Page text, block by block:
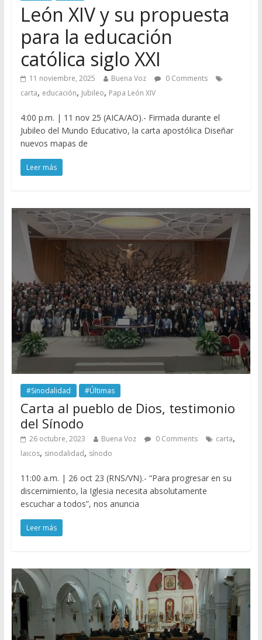
León XIV y su propuesta
para la educación
católica siglo XXI
11 noviembre, 2025 Buena Voz
0 Comments
carta, educación, Jubileo, Papa León XIV
4:00 p.m. | 11 nov 25 (AICA/AO).- Firmada durante el
Jubileo del Mundo Educativo, la carta apostólica Diseñar
nuevos mapas de
Leer más
#Sinodalidad #Últimas
Carta al pueblo de Dios, testimonio
del Sínodo
26 octubre, 2023 Buena Voz 0 Comments carta,
laicos, sinodalidad, sínodo
11:00 a.m. | 26 oct 23 (RNS/VN).- “Para progresar en su
discernimiento, la Iglesia necesita absolutamente
escuchar a todos”, nos anuncia
Leer más